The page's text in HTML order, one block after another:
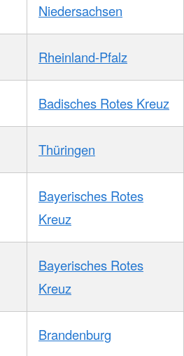
Niedersachsen
Rheinland-Pfalz
Badisches Rotes Kreuz
Thüringen
Bayerisches Rotes
Kreuz
Bayerisches Rotes
Kreuz
Brandenburg